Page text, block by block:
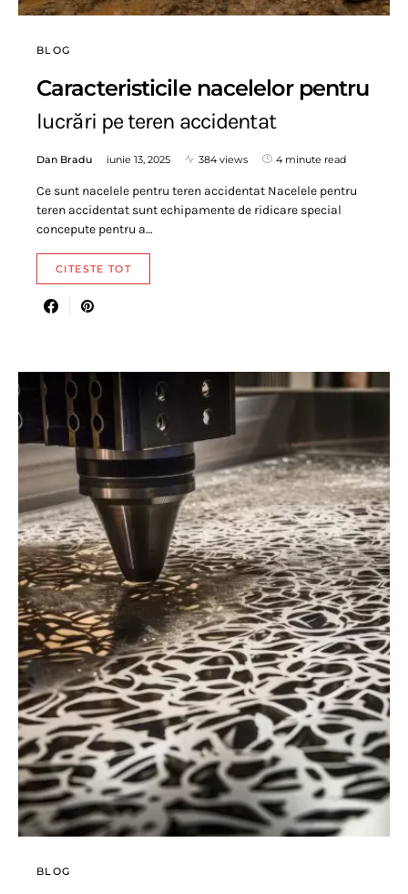
BLOG
Caracteristicile nacelelor pentru
lucrări pe teren accidentat
Dan Bradu iunie 13, 2025 384 views 4 minute read
Ce sunt nacelele pentru teren accidentat Nacelele pentru
teren accidentat sunt echipamente de ridicare special
concepute pentru a…
CITESTE TOT
BLOG